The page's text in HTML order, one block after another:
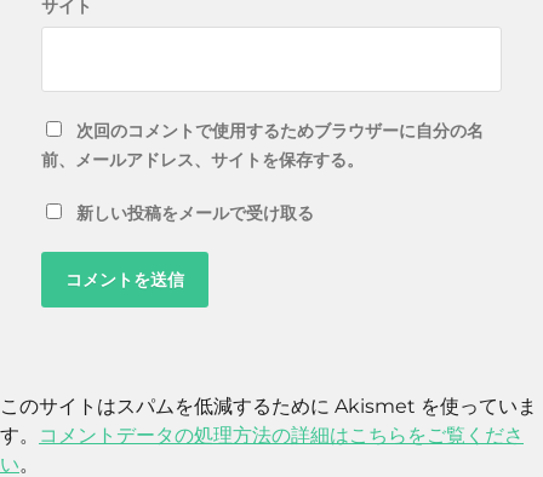
サイト
次回のコメントで使用するためブラウザーに自分の名
前、メールアドレス、サイトを保存する。
新しい投稿をメールで受け取る
このサイトはスパムを低減するために Akismet を使っていま
す。
コメントデータの処理方法の詳細はこちらをご覧くださ
い。